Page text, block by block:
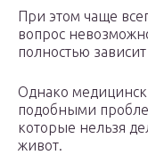
При этом чаще
вопрос
полностью
Однако
подобными
которые нельзя
живот.